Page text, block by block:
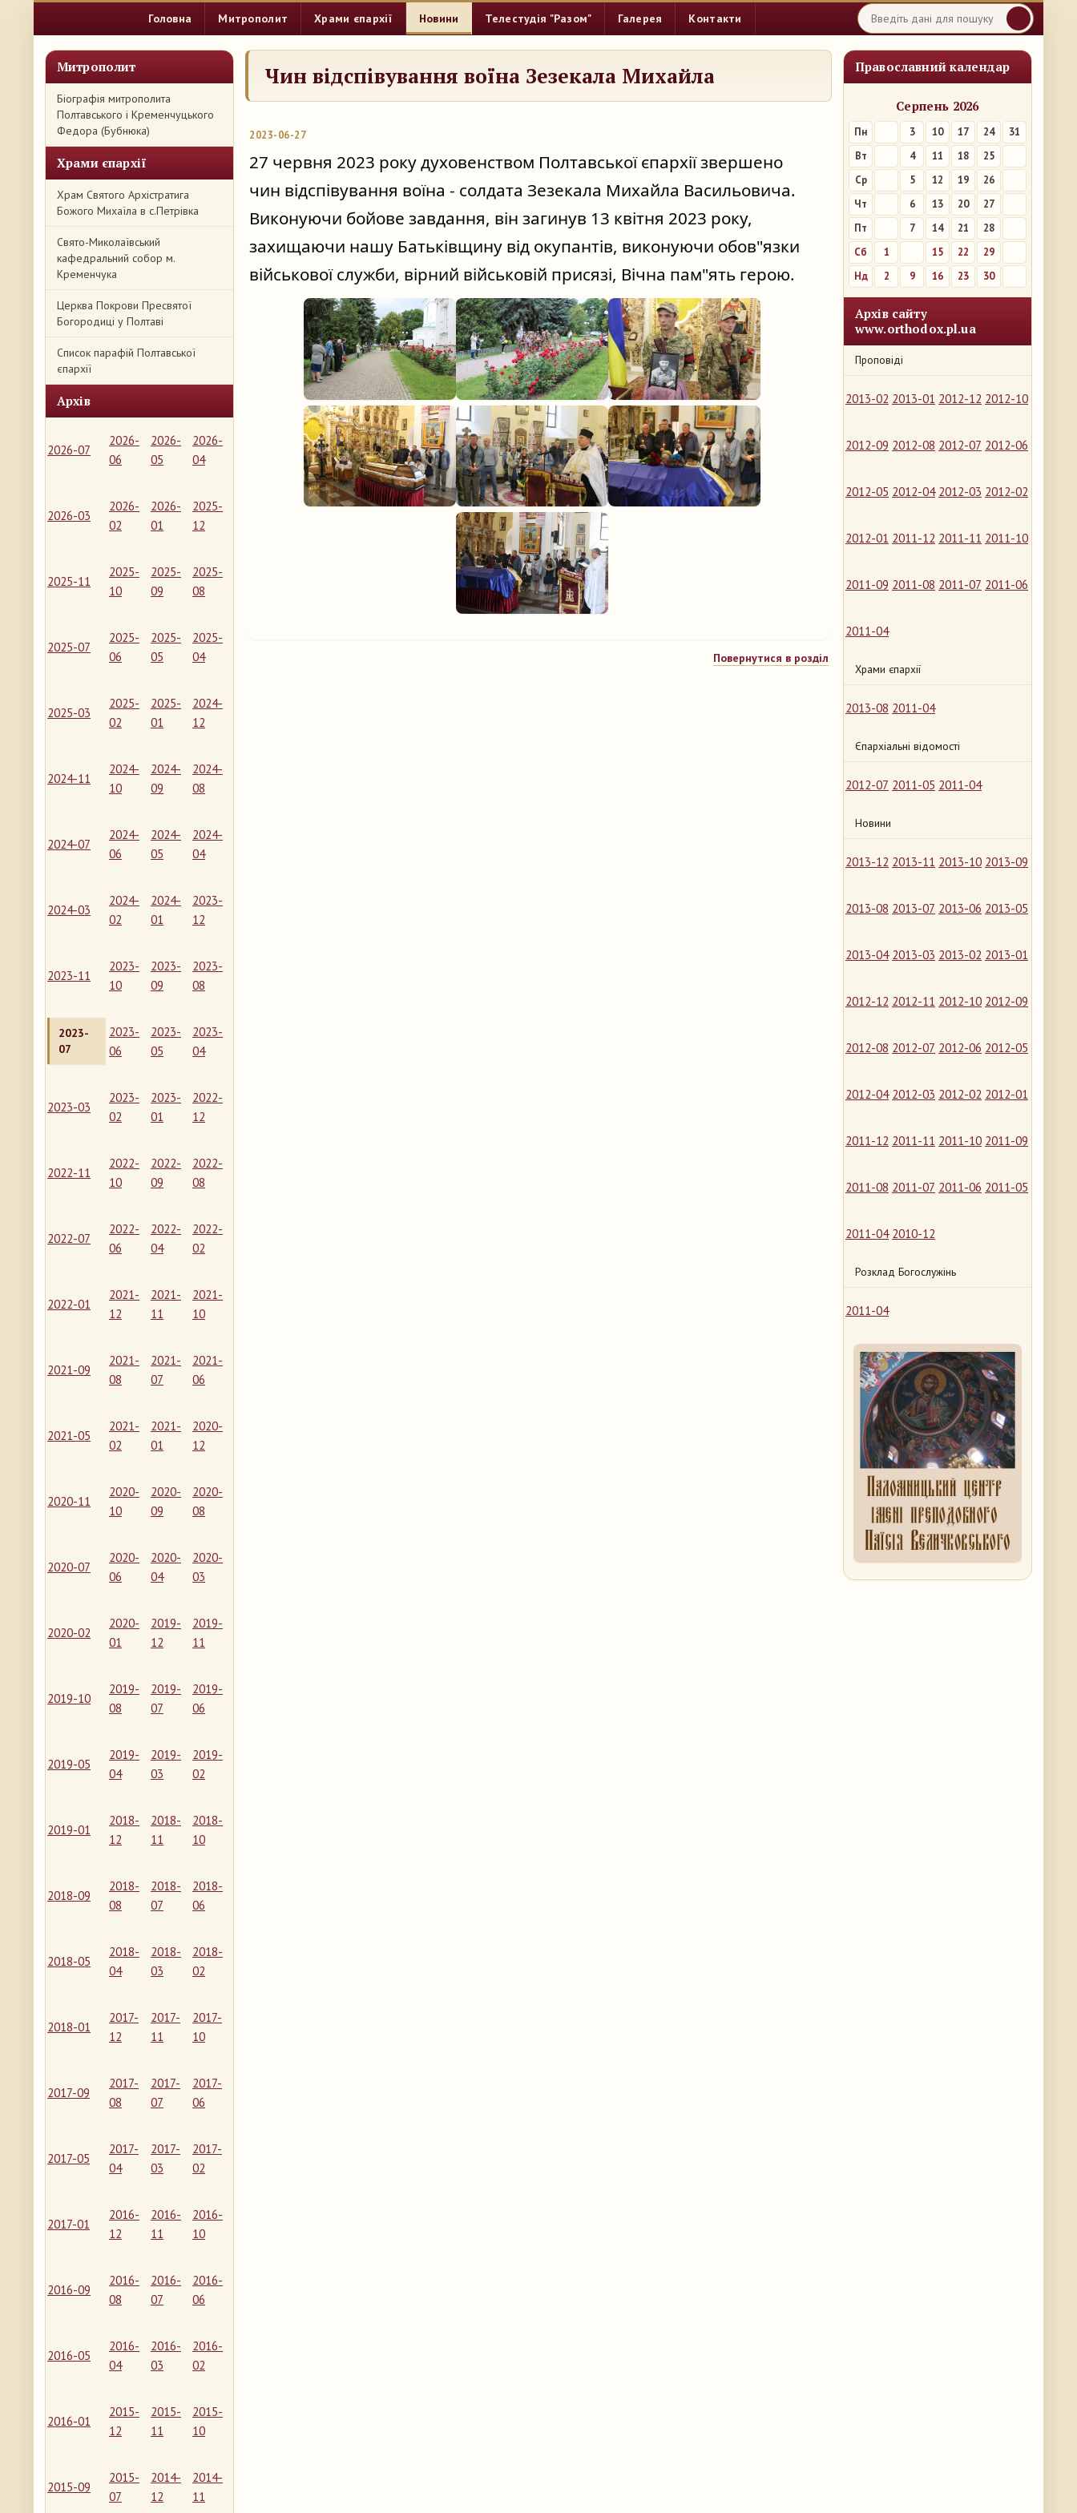
Головна Митрополит Храми єпархії Новини Телестудія "Разом" Галерея Контакти
Митрополит
Біографія митрополита
Полтавського і Кременчуцького
Федора (Бубнюка)
Храми єпархії
Храм Святого Архістратига
Божого Михаїла в с.Петрівка
Свято-Миколаївський
кафедральний собор м.
Кременчука
Церква Покрови Пресвятої
Богородиці у Полтаві
Список парафій Полтавської
єпархії
Архів
2026-07
2026-
06
2026-
05
2026-
04
2026-03
2026-
02
2026-
01
2025-
12
2025-11
2025-
10
2025-
09
2025-
08
2025-07
2025-
06
2025-
05
2025-
04
2025-03
2025-
02
2025-
01
2024-
12
2024-11
2024-
10
2024-
09
2024-
08
2024-07
2024-
06
2024-
05
2024-
04
2024-03
2024-
02
2024-
01
2023-
12
2023-11
2023-
10
2023-
09
2023-
08
2023-
07
2023-
06
2023-
05
2023-
04
2023-03
2023-
02
2023-
01
2022-
12
2022-11
2022-
10
2022-
09
2022-
08
2022-07
2022-
06
2022-
04
2022-
02
2022-01
2021-
12
2021-
11
2021-
10
2021-09
2021-
08
2021-
07
2021-
06
2021-05
2021-
02
2021-
01
2020-
12
2020-11
2020-
10
2020-
09
2020-
08
2020-07
2020-
06
2020-
04
2020-
03
2020-02
2020-
01
2019-
12
2019-
11
2019-10
2019-
08
2019-
07
2019-
06
2019-05
2019-
04
2019-
03
2019-
02
2019-01
2018-
12
2018-
11
2018-
10
2018-09
2018-
08
2018-
07
2018-
06
2018-05
2018-
04
2018-
03
2018-
02
2018-01
2017-
12
2017-
11
2017-
10
2017-09
2017-
08
2017-
07
2017-
06
2017-05
2017-
04
2017-
03
2017-
02
2017-01
2016-
12
2016-
11
2016-
10
2016-09
2016-
08
2016-
07
2016-
06
2016-05
2016-
04
2016-
03
2016-
02
2016-01
2015-
12
2015-
11
2015-
10
2015-09
2015-
07
2014-
12
2014-
11
Православний календар
Серпень 2026
Пн 3 10 17 24
31
Вт
4 11 18
25
Ср
5 12 19
26
Чт
6 13 20
27
Пт
7 14 21
28
Сб
1 15 22
29
Нд
2 9 16 23 30
Архів сайту
www.orthodox.pl.ua
Проповіді
2013-02 2013-01 2012-12 2012-10
2012-09 2012-08 2012-07 2012-06
2012-05 2012-04 2012-03 2012-02
2012-01 2011-12 2011-11 2011-10
2011-09 2011-08 2011-07 2011-06
2011-04
Храми єпархії
2013-08 2011-04
Єпархіальні відомості
2012-07 2011-05 2011-04
Новини
2013-12 2013-11 2013-10 2013-09
2013-08 2013-07 2013-06 2013-05
2013-04 2013-03 2013-02 2013-01
2012-12 2012-11 2012-10 2012-09
2012-08 2012-07 2012-06 2012-05
2012-04 2012-03 2012-02 2012-01
2011-12 2011-11 2011-10 2011-09
2011-08 2011-07 2011-06 2011-05
2011-04 2010-12
Розклад Богослужінь
2011-04
Чин відспівування воїна Зезекала Михайла
2023-06-27
27 червня 2023 року духовенством Полтавської єпархії звершено
чин відспівування воїна - солдата Зезекала Михайла Васильовича.
Виконуючи бойове завдання, він загинув 13 квітня 2023 року,
захищаючи нашу Батьківщину від окупантів, виконуючи обов"язки
військової служби, вірний військовій присязі, Вічна пам"ять герою.
Повернутися в розділ